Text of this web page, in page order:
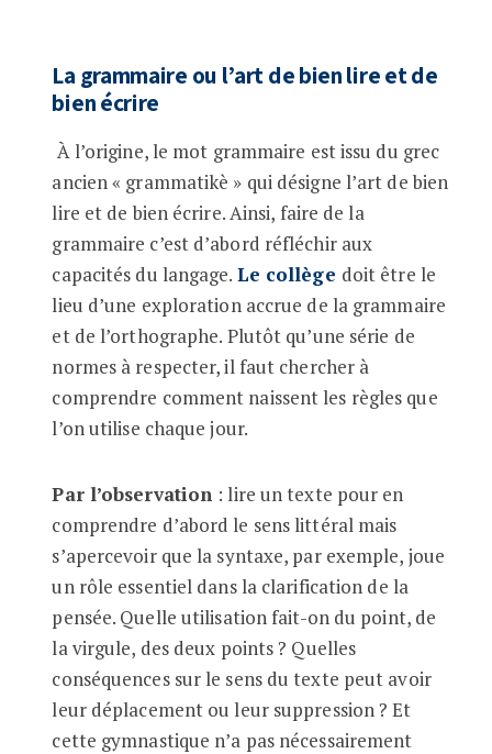
La grammaire ou l’art de bien lire et de
bien écrire
Àl’origine, le mot grammaire est issu du grec
ancien « grammatikè » qui désigne l’art de bien
lire et de bien écrire. Ainsi, faire de la
grammaire c’est d’abord réfléchir aux
capacités du langage. Le collège doit être le
lieu d’une exploration accrue de la grammaire
et de l’orthographe. Plutôt qu’une série de
normes à respecter, il faut chercher à
comprendre comment naissent les règles que
l’on utilise chaque jour.
Par l’observation : lire un texte pour en
comprendre d’abord le sens littéral mais
s’apercevoir que la syntaxe, par exemple, joue
un rôle essentiel dans la clarification de la
pensée. Quelle utilisation fait-on du point, de
la virgule, des deux points ? Quelles
conséquences sur le sens du texte peut avoir
leur déplacement ou leur suppression ? Et
cette gymnastique n’a pas nécessairement